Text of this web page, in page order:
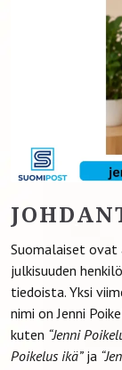
Suomalaiset
julkisuuden
tiedoista. Yksi
nimi on Jenni
kuten “Jenni
Poikelus ikä”ja